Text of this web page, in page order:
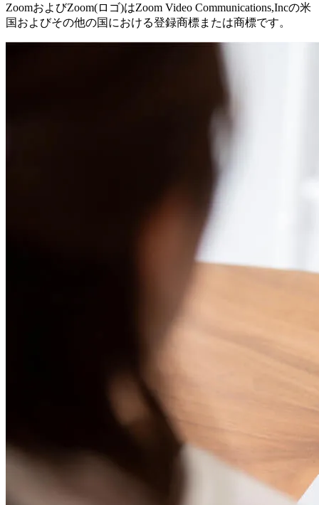
ZoomおよびZoom(ロゴ)はZoom Video Communications,Incの米
国およびその他の国における登録商標または商標です。